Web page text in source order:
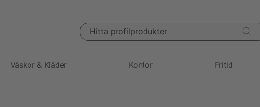
Hitta profilprodukter
Väskor & Kläder Kontor Fritid